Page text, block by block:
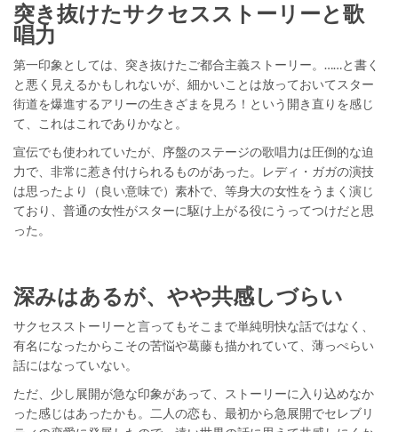
突き抜けたサクセスストーリーと歌
唱力
第一印象としては、突き抜けたご都合主義ストーリー。……と書く
と悪く見えるかもしれないが、細かいことは放っておいてスター
街道を爆進するアリーの生きざまを見ろ！という開き直りを感じ
て、これはこれでありかなと。
宣伝でも使われていたが、序盤のステージの歌唱力は圧倒的な迫
力で、非常に惹き付けられるものがあった。レディ・ガガの演技
は思ったより（良い意味で）素朴で、等身大の女性をうまく演じ
ており、普通の女性がスターに駆け上がる役にうってつけだと思
った。
深みはあるが、やや共感しづらい
サクセスストーリーと言ってもそこまで単純明快な話ではなく、
有名になったからこその苦悩や葛藤も描かれていて、薄っぺらい
話にはなっていない。
ただ、少し展開が急な印象があって、ストーリーに入り込めなか
った感じはあったかも。二人の恋も、最初から急展開でセレブリ